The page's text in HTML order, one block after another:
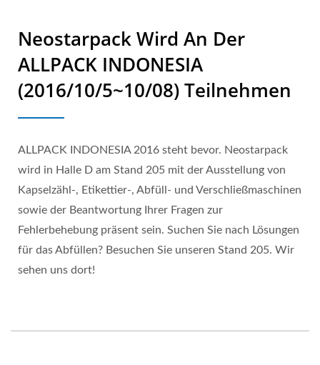
Neostarpack Wird An Der
ALLPACK INDONESIA
(2016/10/5~10/08) Teilnehmen
ALLPACK INDONESIA 2016 steht bevor. Neostarpack
wird in Halle D am Stand 205 mit der Ausstellung von
Kapselzähl-, Etikettier-, Abfüll- und Verschließmaschinen
sowie der Beantwortung Ihrer Fragen zur
Fehlerbehebung präsent sein. Suchen Sie nach Lösungen
für das Abfüllen? Besuchen Sie unseren Stand 205. Wir
sehen uns dort!